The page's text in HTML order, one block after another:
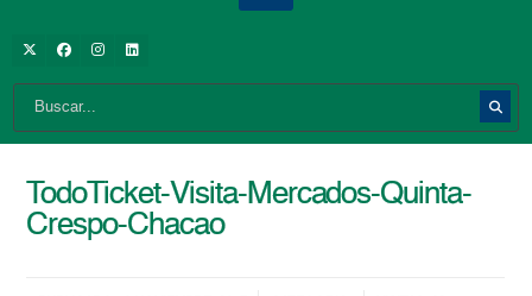
TodoTicket-Visita-Mercados-Quinta-
Crespo-Chacao